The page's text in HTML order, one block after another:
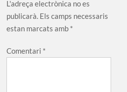
L'adreça electrònica no es
publicarà. Els camps necessaris
estan marcats amb *
Comentari *